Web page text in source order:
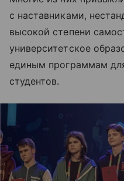
с наставниками,
высокой степени
университетское
единым программам
студентов.